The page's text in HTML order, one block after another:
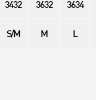
3432 3632 3634
S/M M L